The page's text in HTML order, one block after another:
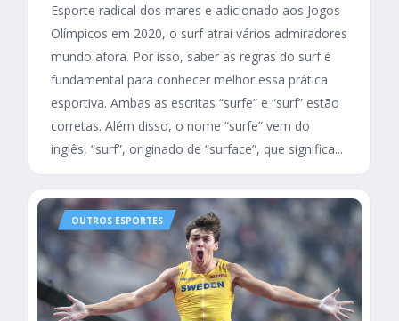
Esporte radical dos mares e adicionado aos Jogos
Olímpicos em 2020, o surf atrai vários admiradores
mundo afora. Por isso, saber as regras do surf é
fundamental para conhecer melhor essa prática
esportiva. Ambas as escritas “surfe” e “surf” estão
corretas. Além disso, o nome “surfe” vem do
inglês, “surf”, originado de “surface”, que significa...
OUTROS ESPORTES